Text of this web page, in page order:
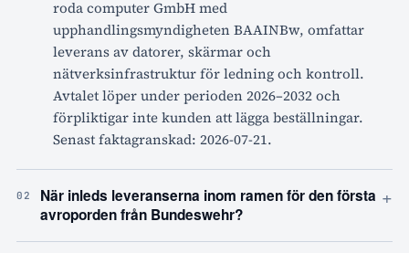
roda computer GmbH med
upphandlingsmyndigheten BAAINBw, omfattar
leverans av datorer, skärmar och
nätverksinfrastruktur för ledning och kontroll.
Avtalet löper under perioden 2026–2032 och
förpliktigar inte kunden att lägga beställningar.
Senast faktagranskad: 2026-07-21.
02
När inleds leveranserna inom ramen för den första
avroporden från Bundeswehr?
+